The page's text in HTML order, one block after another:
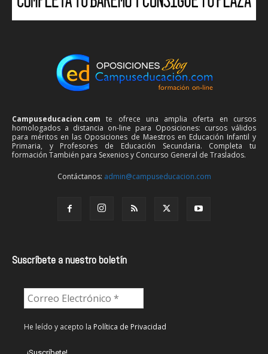
Campuseducacion.com te ofrece una amplia oferta en cursos
homologados a distancia on-line para Oposiciones: cursos válidos
para méritos en las Oposiciones de Maestros en Educación Infantil y
Primaria, y Profesores de Educación Secundaria. Completa tu
formación También para Sexenios y Concurso General de Traslados.
Contáctanos: admin@campuseducacion.com
Suscríbete a nuestro boletín
He leído y acepto la Política de Privacidad